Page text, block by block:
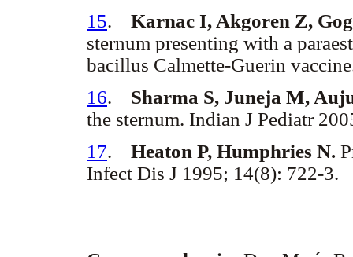
15. Karnac I, Akgoren Z,
sternum presenting with a
bacillus Calmette-Guerin
16. Sharma S, Juneja M,
the sternum. Indian J Pediatr
17. Heaton P, Humphries N.
Infect Dis J 1995; 14(8): 722-3.